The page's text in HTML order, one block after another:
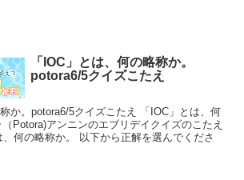
「IOC」とは、何の略称か。
potora6/5クイズこたえ
か。potora6/5クイズこたえ 「IOC」とは、何
Potora)アンニンのエブリデイクイズのこたえ
、何の略称か。 以下から正解を選んでくださ